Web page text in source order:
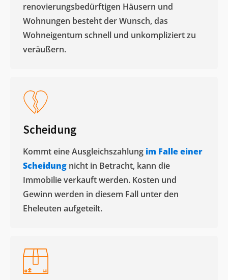
renovierungsbedürftigen Häusern und
Wohnungen besteht der Wunsch, das
Wohneigentum schnell und unkompliziert zu
veräußern. ​
Scheidung
Kommt eine Ausgleichszahlung im Falle einer
Scheidung nicht in Betracht, kann die
Immobilie verkauft werden. Kosten und
Gewinn werden in diesem Fall unter den
Eheleuten aufgeteilt.​